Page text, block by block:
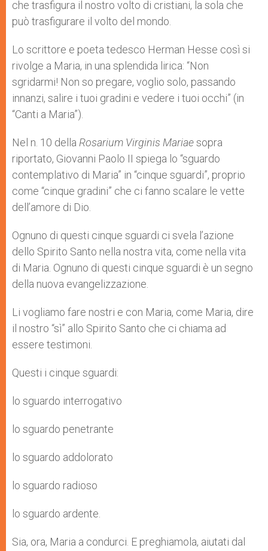
che trasfigura il nostro volto di cristiani, la sola che
può trasfigurare il volto del mondo.
Lo scrittore e poeta tedesco Herman Hesse così si
rivolge a Maria, in una splendida lirica: “Non
sgridarmi! Non so pregare, voglio solo, passando
innanzi, salire i tuoi gradini e vedere i tuoi occhi” (in
“Canti a Maria”).
Nel n. 10 della Rosarium Virginis Mariaesopra
riportato, Giovanni Paolo II spiega lo “sguardo
contemplativo di Maria” in “cinque sguardi”, proprio
come “cinque gradini” che ci fanno scalare le vette
dell’amore di Dio.
Ognuno di questi cinque sguardi ci svela l’azione
dello Spirito Santo nella nostra vita, come nella vita
di Maria. Ognuno di questi cinque sguardi è un segno
della nuova evangelizzazione.
Li vogliamo fare nostri e con Maria, come Maria, dire
il nostro “sì” allo Spirito Santo che ci chiama ad
essere testimoni.
Questi i cinque sguardi:
lo sguardo interrogativo
lo sguardo penetrante
lo sguardo addolorato
lo sguardo radioso
lo sguardo ardente.
Sia, ora, Maria a condurci. E preghiamola, aiutati dal